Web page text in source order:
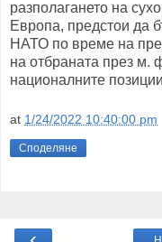
разполагането на
Европа, предстои да
НАТО по време на
на отбраната през м.
националните
at 1/24/2022 10:40:00 pm
Споделяне